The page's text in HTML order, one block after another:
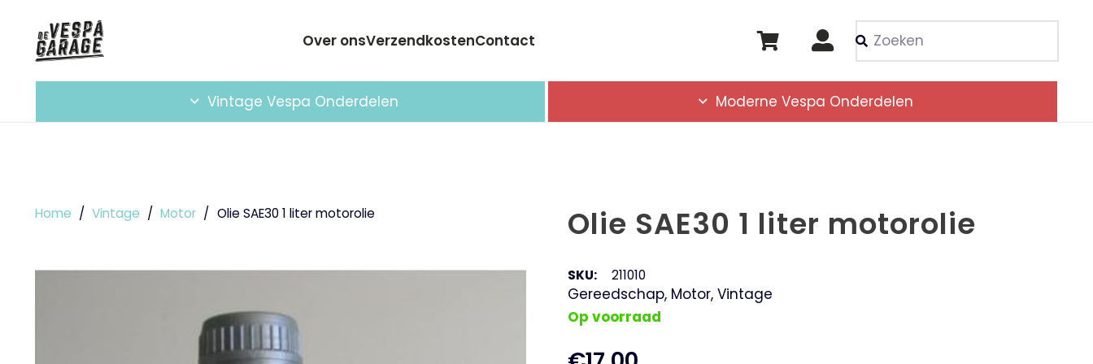
Over onsVerzendkostenContact
Als de resultaten voor
Vintage Vespa Onderdelen Moderne Vespa Onderdelen
Home / Vintage / Motor / Olie SAE30 1 liter motorolie Olie SAE30 1 liter motorolie
SKU: 211010
Gereedschap, Motor, Vintage
Op voorraad